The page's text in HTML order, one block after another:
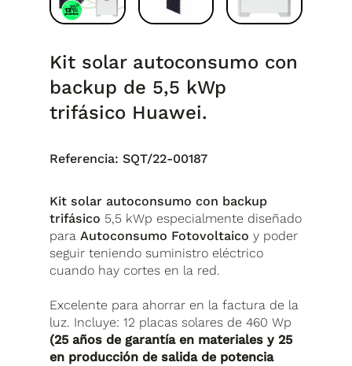
Kit solar autoconsumo con
backup de 5,5 kWp
trifásico Huawei.
Referencia: SQT/22-00187
Kit solar autoconsumo con backup
trifásico 5,5 kWp especialmente diseñado
paraAutoconsumo Fotovoltaicoy poder
seguir teniendo suministro eléctrico
cuando hay cortes en la red.
Excelente para ahorrar en la factura de la
luz. Incluye: 12 placas solares de 460 Wp
(25 años de garantía en materiales y 25
en producción de salida de potencia